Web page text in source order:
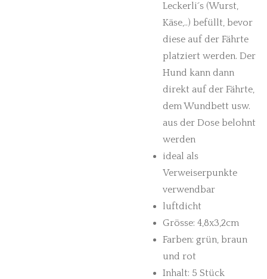
Leckerli´s (Wurst,
Käse,..) befüllt, bevor
diese auf der Fährte
platziert werden. Der
Hund kann dann
direkt auf der Fährte,
dem Wundbett usw.
aus der Dose belohnt
werden
ideal als
Verweiserpunkte
verwendbar
luftdicht
Grösse: 4,8x3,2cm
Farben: grün, braun
und rot
Inhalt: 5 Stück